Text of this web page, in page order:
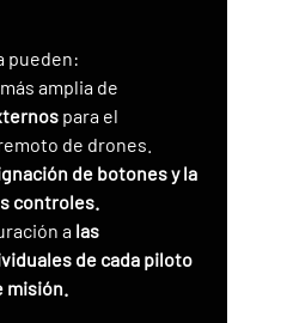
pueden:
amplia de
para el
de drones.
de botones y la
controles.
a las
de cada piloto
misión.